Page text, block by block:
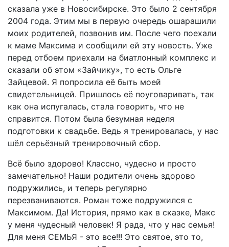
сказала уже в Новосибирске. Это было 2 сентября
2004 года. Этим мы в первую очередь ошарашили
моих родителей, позвонив им. После чего поехали
к маме Максима и сообщили ей эту новость. Уже
перед отбоем приехали на биатлонный комплекс и
сказали об этом «Зайчику», то есть Ольге
Зайцевой. Я попросила её быть моей
свидетельницей. Пришлось её поуговаривать, так
как она испугалась, стала говорить, что не
справится. Потом была безумная неделя
подготовки к свадьбе. Ведь я тренировалась, у нас
шёл серьёзный тренировочный сбор.
Всё было здорово! Классно, чудесно и просто
замечательно! Наши родители очень здорово
подружились, и теперь регулярно
перезваниваются. Роман тоже подружился с
Максимом. Да! История, прямо как в сказке, Макс
у меня чудесный человек! Я рада, что у нас семья!
Для меня СЕМЬЯ - это все!!! Это святое, это то,